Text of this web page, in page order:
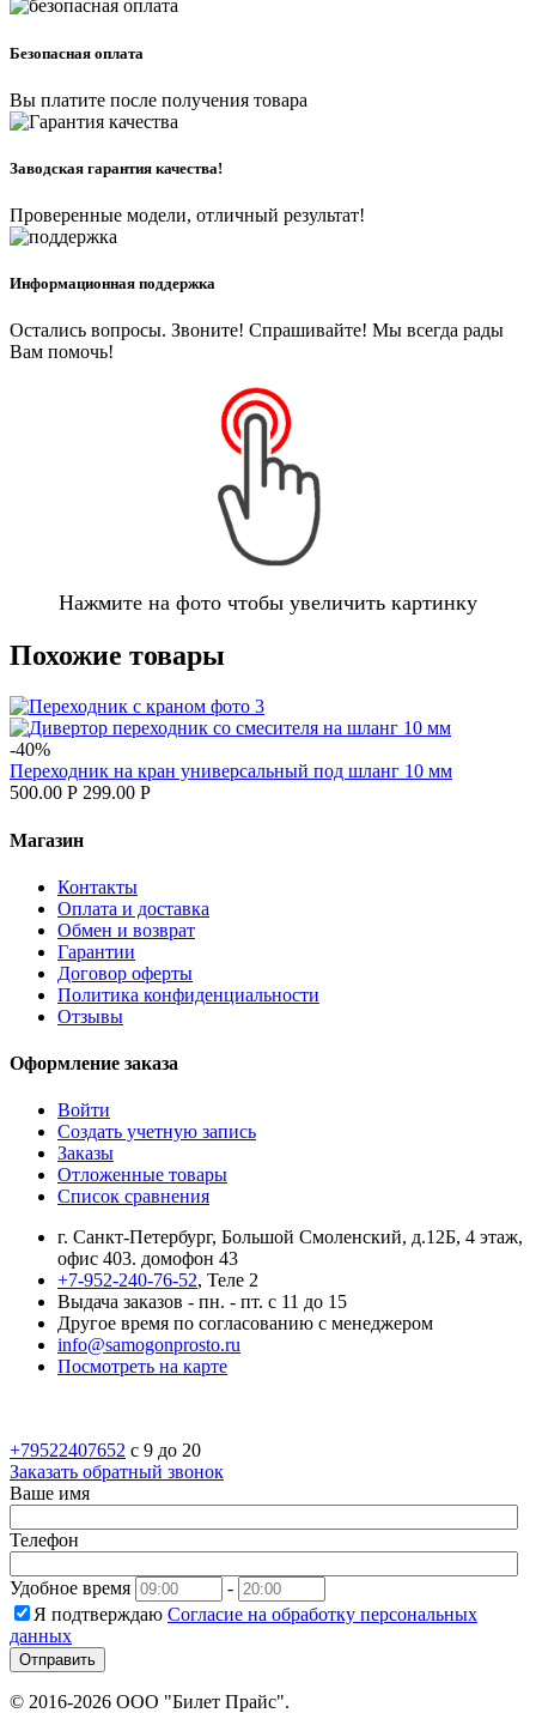
Безопасная оплата
Вы платите после получения товара
Заводская гарантия качества!
Проверенные модели, отличный результат!
Информационная поддержка
Остались вопросы. Звоните! Спрашивайте! Мы всегда рады
Вам помочь!
Нажмите на фото чтобы увеличить картинку
Похожие товары
-40%
Переходник на кран универсальный под шланг 10 мм
500.00 Р 299.00 Р
Магазин
Контакты
Оплата и доставка
Обмен и возврат
Гарантии
Договор оферты
Политика конфиденциальности
Отзывы
Оформление заказа
Войти
Создать учетную запись
Заказы
Отложенные товары
Список сравнения
г. Санкт-Петербург, Большой Смоленский, д.12Б, 4 этаж,
офис 403. домофон 43
+7-952-240-76-52, Теле 2
Выдача заказов - пн. - пт. с 11 до 15
Другое время по согласованию с менеджером
info@samogonprosto.ru
Посмотреть на карте
+79522407652 c 9 до 20
Заказать обратный звонок
Ваше имя
Телефон
Удобное время
-
Я подтверждаю Согласие на обработку персональных
данных
Отправить
© 2016-2026 ООО "Билет Прайс".